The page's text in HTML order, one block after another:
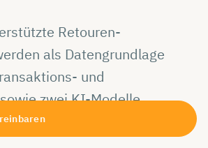
Retouren-
als Datengrundlage
und
zwei KI-Modelle